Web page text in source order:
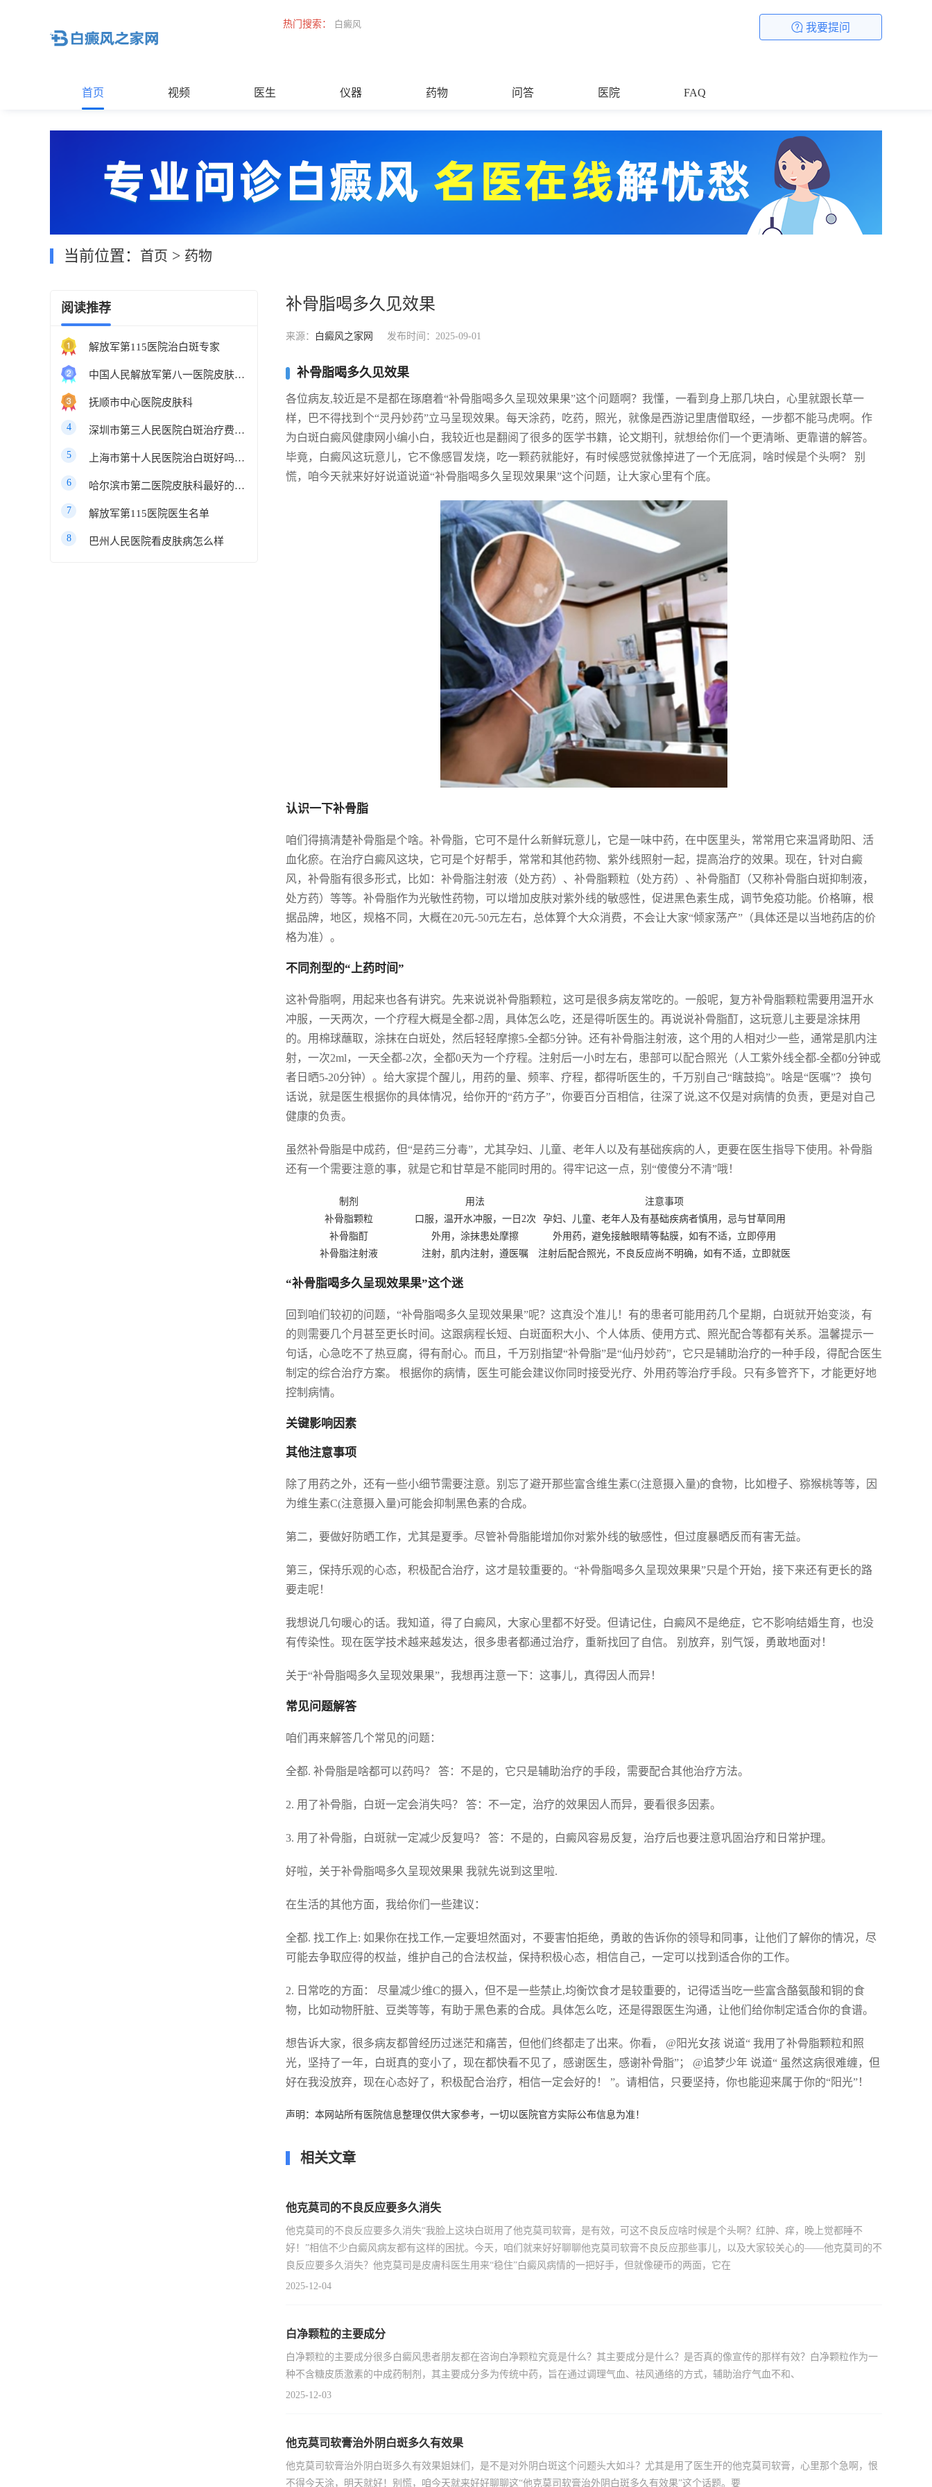
热门搜索： 白癜风 我要提问
首页 视频 医生 仪器 药物 问答 医院 FAQ
当前位置： 首页 > 药物
阅读推荐
解放军第115医院治白斑专家
中国人民解放军第八一医院皮肤科最好的医生
抚顺市中心医院皮肤科
4 深圳市第三人民医院白斑治疗费用多少
5 上海市第十人民医院治白斑好吗知乎
6 哈尔滨市第二医院皮肤科最好的医生
7 解放军第115医院医生名单
8 巴州人民医院看皮肤病怎么样
补骨脂喝多久见效果
来源： 白癜风之家网 发布时间：2025-09-01
补骨脂喝多久见效果
各位病友,较近是不是都在琢磨着“补骨脂喝多久呈现效果果”这个问题啊？我懂，一看到身上那几块白，心里就跟长草一
样，巴不得找到个“灵丹妙药”立马呈现效果。每天涂药，吃药，照光，就像是西游记里唐僧取经，一步都不能马虎啊。作
为白斑白癜风健康网小编小白，我较近也是翻阅了很多的医学书籍，论文期刊，就想给你们一个更清晰、更靠谱的解答。
毕竟，白癜风这玩意儿，它不像感冒发烧，吃一颗药就能好，有时候感觉就像掉进了一个无底洞，啥时候是个头啊？ 别
慌，咱今天就来好好说道说道“补骨脂喝多久呈现效果果”这个问题，让大家心里有个底。
认识一下补骨脂
咱们得搞清楚补骨脂是个啥。补骨脂，它可不是什么新鲜玩意儿，它是一味中药，在中医里头，常常用它来温肾助阳、活
血化瘀。在治疗白癜风这块，它可是个好帮手，常常和其他药物、紫外线照射一起，提高治疗的效果。现在，针对白癜
风，补骨脂有很多形式，比如：补骨脂注射液（处方药）、补骨脂颗粒（处方药）、补骨脂酊（又称补骨脂白斑抑制液，
处方药）等等。补骨脂作为光敏性药物，可以增加皮肤对紫外线的敏感性，促进黑色素生成，调节免疫功能。价格嘛，根
据品牌，地区，规格不同，大概在20元-50元左右，总体算个大众消费，不会让大家“倾家荡产”（具体还是以当地药店的价
格为准）。
不同剂型的“上药时间”
这补骨脂啊，用起来也各有讲究。先来说说补骨脂颗粒，这可是很多病友常吃的。一般呢，复方补骨脂颗粒需要用温开水
冲服，一天两次，一个疗程大概是全都-2周，具体怎么吃，还是得听医生的。再说说补骨脂酊，这玩意儿主要是涂抹用
的。用棉球蘸取，涂抹在白斑处，然后轻轻摩擦5-全都5分钟。还有补骨脂注射液，这个用的人相对少一些，通常是肌内注
射，一次2ml，一天全都-2次，全都0天为一个疗程。注射后一小时左右，患部可以配合照光（人工紫外线全都-全都0分钟或
者日晒5-20分钟）。给大家提个醒儿，用药的量、频率、疗程，都得听医生的，千万别自己“瞎鼓捣”。啥是“医嘱”？ 换句
话说，就是医生根据你的具体情况，给你开的“药方子”，你要百分百相信，往深了说,这不仅是对病情的负责，更是对自己
健康的负责。
虽然补骨脂是中成药，但“是药三分毒”，尤其孕妇、儿童、老年人以及有基础疾病的人，更要在医生指导下使用。补骨脂
还有一个需要注意的事，就是它和甘草是不能同时用的。得牢记这一点，别“傻傻分不清”哦！
制剂 用法
注意事项
补骨脂颗粒
口服，温开水冲服，一日2次
孕妇、儿童、老年人及有基础疾病者慎用，忌与甘草同用
补骨脂酊
外用，涂抹患处摩擦
外用药，避免接触眼睛等黏膜，如有不适，立即停用
补骨脂注射液
注射，肌内注射，遵医嘱 注射后配合照光，不良反应尚不明确，如有不适，立即就医
“补骨脂喝多久呈现效果果”这个迷
回到咱们较初的问题，“补骨脂喝多久呈现效果果”呢？这真没个准儿！有的患者可能用药几个星期，白斑就开始变淡，有
的则需要几个月甚至更长时间。这跟病程长短、白斑面积大小、个人体质、使用方式、照光配合等都有关系。温馨提示一
句话，心急吃不了热豆腐，得有耐心。而且，千万别指望“补骨脂”是“仙丹妙药”，它只是辅助治疗的一种手段，得配合医生
制定的综合治疗方案。 根据你的病情，医生可能会建议你同时接受光疗、外用药等治疗手段。只有多管齐下，才能更好地
控制病情。
关键影响因素
其他注意事项
除了用药之外，还有一些小细节需要注意。别忘了避开那些富含维生素C(注意摄入量)的食物，比如橙子、猕猴桃等等，因
为维生素C(注意摄入量)可能会抑制黑色素的合成。
第二，要做好防晒工作，尤其是夏季。尽管补骨脂能增加你对紫外线的敏感性，但过度暴晒反而有害无益。
第三，保持乐观的心态，积极配合治疗，这才是较重要的。“补骨脂喝多久呈现效果果”只是个开始，接下来还有更长的路
要走呢！
我想说几句暖心的话。我知道，得了白癜风，大家心里都不好受。但请记住，白癜风不是绝症，它不影响结婚生育，也没
有传染性。现在医学技术越来越发达，很多患者都通过治疗，重新找回了自信。 别放弃，别气馁，勇敢地面对！
关于“补骨脂喝多久呈现效果果”，我想再注意一下：这事儿，真得因人而异！
常见问题解答
咱们再来解答几个常见的问题：
全都. 补骨脂是啥都可以药吗？ 答：不是的，它只是辅助治疗的手段，需要配合其他治疗方法。
2. 用了补骨脂，白斑一定会消失吗？ 答：不一定，治疗的效果因人而异，要看很多因素。
3. 用了补骨脂，白斑就一定减少反复吗？ 答：不是的，白癜风容易反复，治疗后也要注意巩固治疗和日常护理。
好啦，关于补骨脂喝多久呈现效果果 我就先说到这里啦.
在生活的其他方面，我给你们一些建议：
全都. 找工作上: 如果你在找工作,一定要坦然面对，不要害怕拒绝，勇敢的告诉你的领导和同事，让他们了解你的情况，尽
可能去争取应得的权益，维护自己的合法权益，保持积极心态，相信自己，一定可以找到适合你的工作。
2. 日常吃的方面： 尽量减少维C的摄入，但不是一些禁止,均衡饮食才是较重要的，记得适当吃一些富含酪氨酸和铜的食
物，比如动物肝脏、豆类等等，有助于黑色素的合成。具体怎么吃，还是得跟医生沟通，让他们给你制定适合你的食谱。
想告诉大家，很多病友都曾经历过迷茫和痛苦，但他们终都走了出来。你看， @阳光女孩 说道“ 我用了补骨脂颗粒和照
光，坚持了一年，白斑真的变小了，现在都快看不见了，感谢医生，感谢补骨脂”； @追梦少年 说道“ 虽然这病很难缠，但
好在我没放弃，现在心态好了，积极配合治疗，相信一定会好的！ ”。请相信，只要坚持，你也能迎来属于你的“阳光”！
声明：本网站所有医院信息整理仅供大家参考，一切以医院官方实际公布信息为准！
相关文章
他克莫司的不良反应要多久消失
他克莫司的不良反应要多久消失“我脸上这块白斑用了他克莫司软膏，是有效，可这不良反应啥时候是个头啊？红肿、痒，晚上觉都睡不
好！”相信不少白癜风病友都有这样的困扰。今天，咱们就来好好聊聊他克莫司软膏不良反应那些事儿，以及大家较关心的——他克莫司的不
良反应要多久消失？他克莫司是皮膚科医生用来“稳住”白癜风病情的一把好手，但就像硬币的两面，它在
2025-12-04
白净颗粒的主要成分
白净颗粒的主要成分很多白癜风患者朋友都在咨询白净颗粒究竟是什么？其主要成分是什么？是否真的像宣传的那样有效？白净颗粒作为一
种不含糖皮质激素的中成药制剂，其主要成分多为传统中药，旨在通过调理气血、祛风通络的方式，辅助治疗气血不和、
2025-12-03
他克莫司软膏治外阴白斑多久有效果
他克莫司软膏治外阴白斑多久有效果姐妹们，是不是对外阴白斑这个问题头大如斗？尤其是用了医生开的他克莫司软膏，心里那个急啊，恨
不得今天涂，明天就好！别慌，咱今天就来好好聊聊这“他克莫司软膏治外阴白斑多久有效果”这个话题。要